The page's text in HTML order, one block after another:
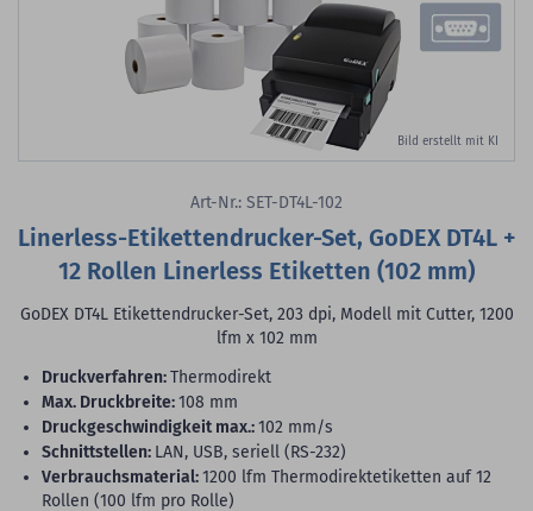
Bild erstellt mit KI
Art-Nr.: SET-DT4L-102
Linerless-Etikettendrucker-Set, GoDEX DT4L +
12 Rollen Linerless Etiketten (102 mm)
GoDEX DT4L Etikettendrucker-Set, 203 dpi, Modell mit Cutter, 1200
lfm x 102 mm
Druckverfahren:Thermodirekt
max. Druckbreite:108 mm
Druckgeschwindigkeit max.:102 mm/s
Schnittstellen: LAN, USB, seriell (RS-232)
Verbrauchsmaterial:1200 lfm Thermodirektetiketten auf 12
Rollen (100 lfm pro Rolle)